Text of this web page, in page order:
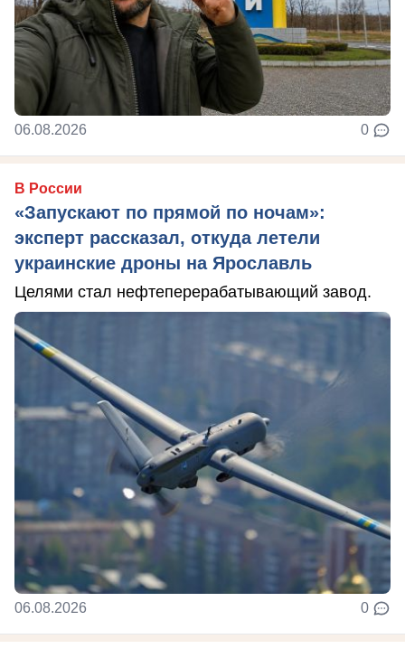
06.08.2026 0
В России
«Запускают по прямой по ночам»:
эксперт рассказал, откуда летели
украинские дроны на Ярославль
Целями стал нефтеперерабатывающий завод.
06.08.2026 0